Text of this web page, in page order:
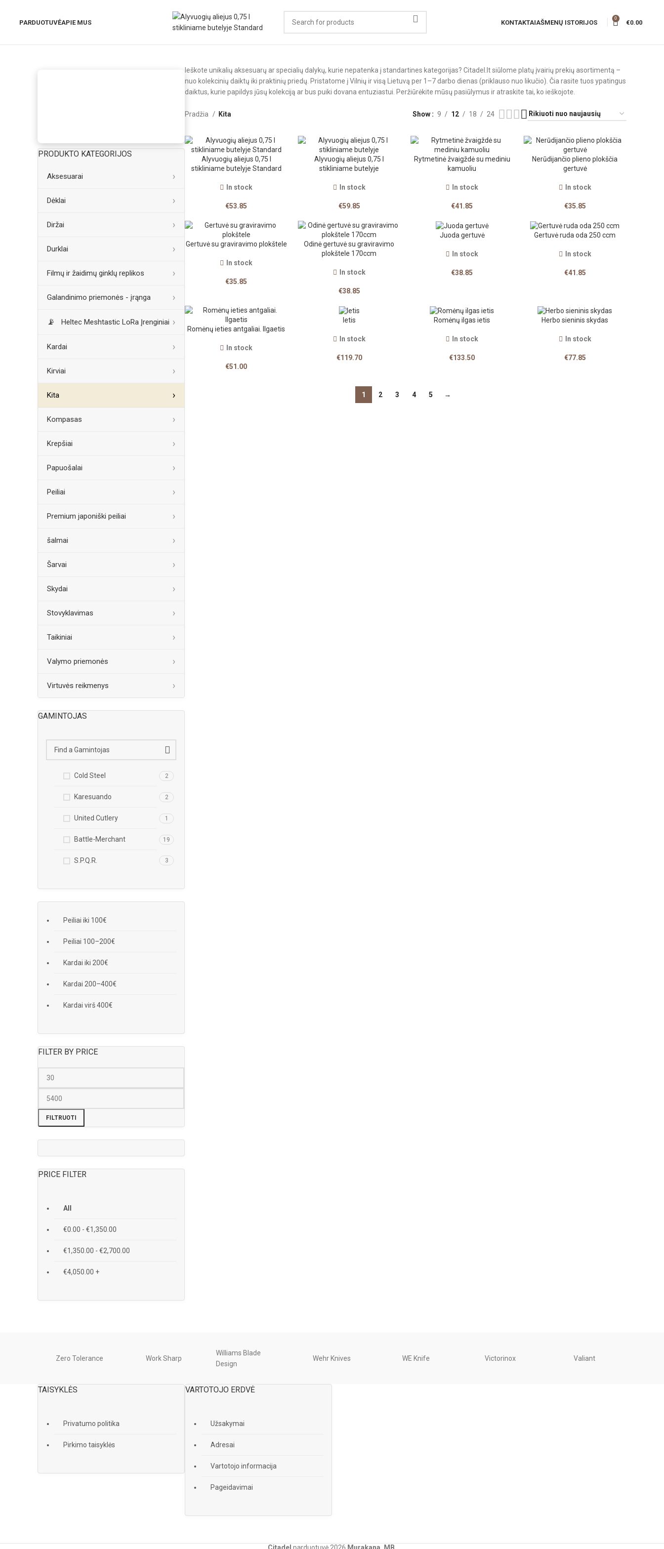
PARDUOTUVĖAPIE MUS KONTAKTAIAŠMENŲ ISTORIJOS
0
€0.00
PRODUKTO KATEGORIJOS
Aksesuarai
Dėklai
Diržai
Durklai
Filmų ir žaidimų ginklų replikos
Galandinimo priemonės - įrąnga
Heltec Meshtastic LoRa Įrenginiai
Kardai
Kirviai
Kita
Kompasas
Krepšiai
Papuošalai
Peiliai
Premium japoniški peiliai
šalmai
Šarvai
Skydai
Stovyklavimas
Taikiniai
Valymo priemonės
Virtuvės reikmenys
GAMINTOJAS
Cold Steel 2
Karesuando 2
United Cutlery 1
Battle-Merchant 19
S.P.Q.R. 3
Peiliai iki 100€
Peiliai 100–200€
Kardai iki 200€
Kardai 200–400€
Kardai virš 400€
FILTER BY PRICE
FILTRUOTI
PRICE FILTER
All
€0.00 - €1,350.00
€1,350.00 - €2,700.00
€4,050.00 +
Ieškote unikalių aksesuarų ar specialių dalykų, kurie nepatenka į standartines kategorijas? Citadel.lt siūlome platų įvairių prekių asortimentą –
nuo kolekcinių daiktų iki praktinių priedų. Pristatome į Vilnių ir visą Lietuvą per 1–7 darbo dienas (priklauso nuo likučio). Čia rasite tuos ypatingus
daiktus, kurie papildys jūsų kolekciją ar bus puiki dovana entuziastui. Peržiūrėkite mūsų pasiūlymus ir atraskite tai, ko ieškojote.
Pradžia Kita Show 9 12 18 24
Alyvuogių aliejus 0,75 l
stikliniame butelyje Standard
In stock
€53.85
Alyvuogių aliejus 0,75 l
stikliniame butelyje
In stock
€59.85
Rytmetinė žvaigždė su mediniu
kamuoliu
In stock
€41.85
Nerūdijančio plieno plokščia
gertuvė
In stock
€35.85
Gertuvė su graviravimo plokštele
In stock
€35.85
Odinė gertuvė su graviravimo
plokštele 170ccm
In stock
€38.85
Juoda gertuvė
In stock
€38.85
Gertuvė ruda oda 250 ccm
In stock
€41.85
Romėnų ieties antgaliai. Ilgaetis
In stock
€51.00
Ietis
In stock
€119.70
Romėnų ilgas ietis
In stock
€133.50
Herbo sieninis skydas
In stock
€77.85
1 2 3 4 5 →
Zero Tolerance Work Sharp
Williams Blade
Design
Wehr Knives WE Knife Victorinox Valiant
TAISYKLĖS
Privatumo politika
Pirkimo taisyklės
VARTOTOJO ERDVĖ
Užsakymai
Adresai
Vartotojo informacija
Pageidavimai